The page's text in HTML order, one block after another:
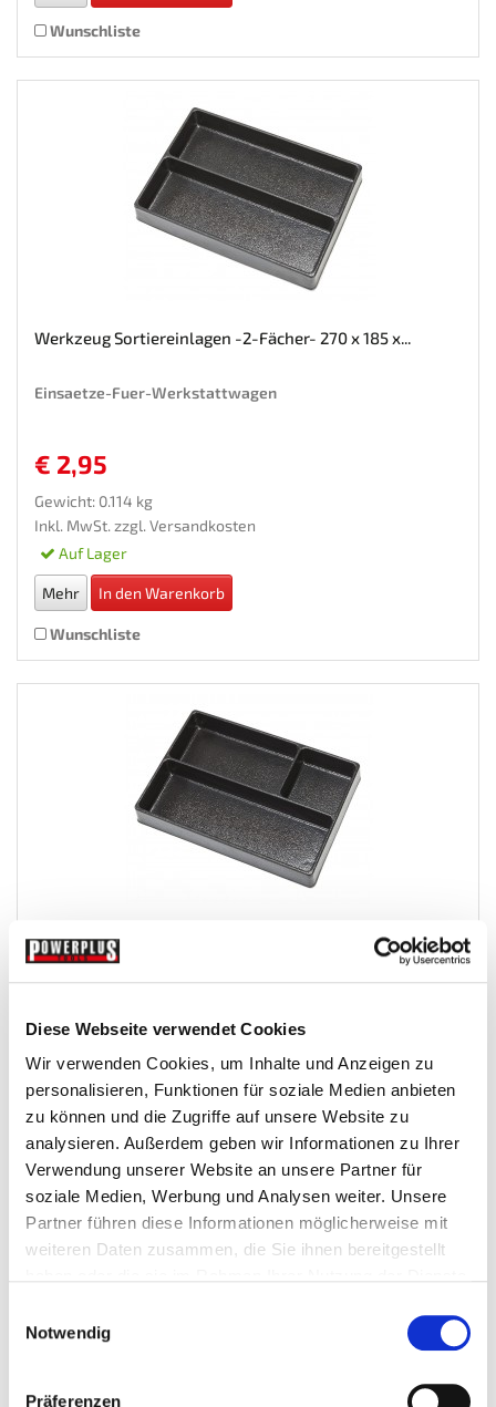
Diese Webseite verwendet Cookies
Wir verwenden Cookies, um Inhalte und Anzeigen zu
personalisieren, Funktionen für soziale Medien anbieten
zu können und die Zugriffe auf unsere Website zu
analysieren. Außerdem geben wir Informationen zu Ihrer
Verwendung unserer Website an unsere Partner für
soziale Medien, Werbung und Analysen weiter. Unsere
Partner führen diese Informationen möglicherweise mit
weiteren Daten zusammen, die Sie ihnen bereitgestellt
Notwendig
Präferenzen
Wunschliste
Werkzeug Sortiereinlagen -2-Fächer- 270 x 185 x...
Einsaetze-Fuer-Werkstattwagen
€ 2,95
Gewicht: 0.114 kg
Inkl. MwSt. zzgl. Versandkosten
Auf Lager
Mehr In den Warenkorb
Wunschliste
Werkzeug Sortiereinlagen 270 x 185 x 38 mm für...
€ 2,95
Gewicht: 0.132 kg
Inkl. MwSt. zzgl.Versandkosten
Auf Lager
Mehr In den Warenkorb